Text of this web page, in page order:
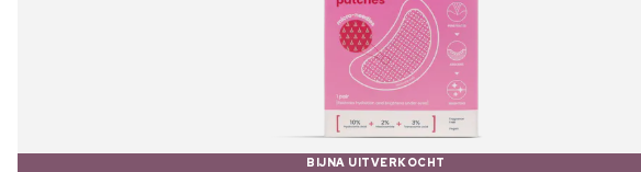
BIJNA UITVERKOCHT